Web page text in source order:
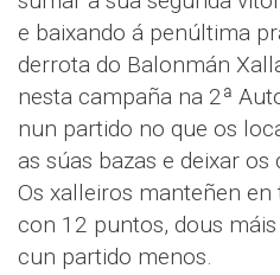
e baixando á penúltima
derrota do Balonmán
nesta campaña na 2ª
nun partido no que os
as súas bazas e deixar
Os xalleiros manteñen
con 12 puntos, dous
cun partido menos.